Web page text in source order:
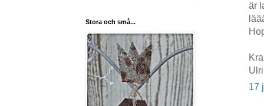
är
17
Stora och små...